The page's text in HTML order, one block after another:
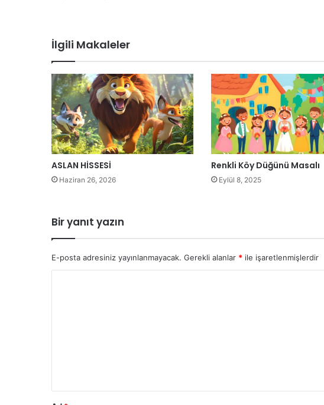
İlgili Makaleler
ASLAN HİSSESİ
Haziran 26, 2026
Renkli Köy Düğünü Masalı
Eylül 8, 2025
Bir yanıt yazın
E-posta adresiniz yayınlanmayacak. Gerekli alanlar * ile işaretlenmişlerdir